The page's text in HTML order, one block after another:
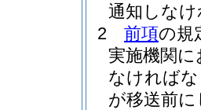
通知しな
2
前項の規
実施機関
なければ
が移送前